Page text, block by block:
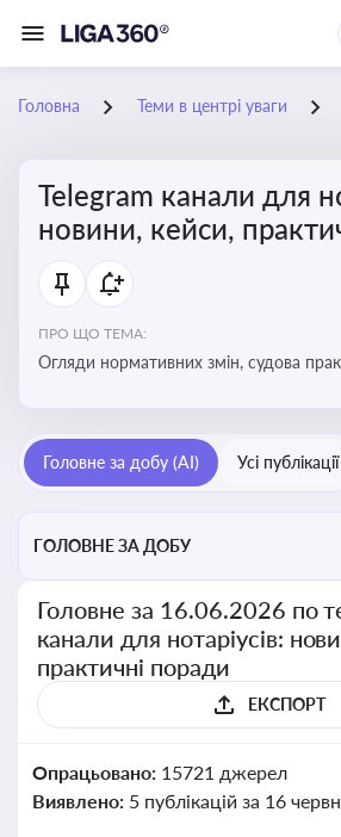
Головна Теми в центрі уваги
Telegram канали для
новини, кейси,
ПРО ЩО ТЕМА:
Огляди нормативних змін, судова
нотаріусів
Головне за добу (AI) Усі публікації
ГОЛОВНЕ ЗА ДОБУ
Головне за 16.06.2026 по
канали для нотаріусів:
практичні поради
ЕКСПОРТ
Опрацьовано: 15721 джерел
Виявлено: 5 публікацій за 16